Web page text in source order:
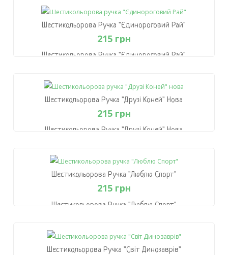
Шестикольорова Ручка "Єдинороговий Рай"
215 грн
Шестикольорова Ручка "Єдинороговий Рай"
В Кошик
Шестикольорова Ручка "Друзі Коней" Нова
215 грн
Шестикольорова Ручка "Друзі Коней" Нова
В Кошик
Шестикольорова Ручка "Люблю Спорт"
215 грн
Шестикольорова Ручка "Люблю Спорт"
Шестикольорова Ручка "Світ Динозаврів"